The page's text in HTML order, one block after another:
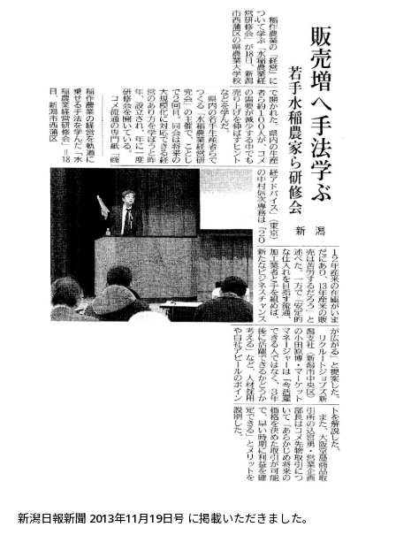
新潟日報新聞 2013年11月19日号 に掲載いただきました。